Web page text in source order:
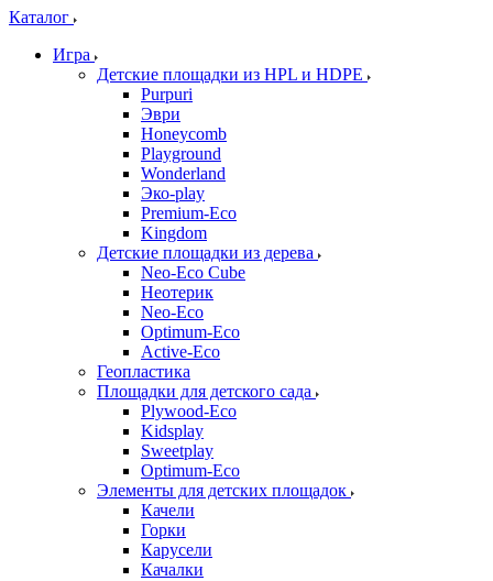
Каталог
Игра
Детские площадки из HPL и HDPE
Purpuri
Эври
Honeycomb
Playground
Wonderland
Эко-play
Premium-Eco
Kingdom
Детские площадки из дерева
Neo-Eco Cube
Неотерик
Neo-Eco
Оptimum-Еco
Active-Eco
Геопластика
Площадки для детского сада
Plywood-Eco
Kidsplay
Sweetplay
Оptimum-Еco
Элементы для детских площадок
Качели
Горки
Карусели
Качалки